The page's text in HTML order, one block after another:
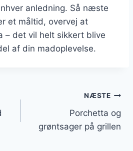
anledning. Så næste
et måltid, overvej at
– det vil helt sikkert blive
af din madoplevelse.
NÆSTE
Porchetta og
grøntsager på grillen